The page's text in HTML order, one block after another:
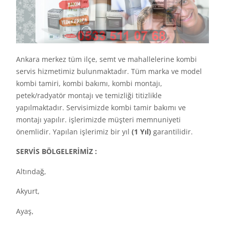
Ankara merkez tüm ilçe, semt ve mahallelerine kombi
servis hizmetimiz bulunmaktadır. Tüm marka ve model
kombi tamiri, kombi bakımı, kombi montajı,
petek/radyatör montajı ve temizliği titizlikle
yapılmaktadır. Servisimizde kombi tamir bakımı ve
montajı yapılır. işlerimizde müşteri memnuniyeti
önemlidir. Yapılan işlerimiz bir yıl (1 Yıl) garantilidir.
SERVİS BÖLGELERİMİZ :
Altındağ,
Akyurt,
Ayaş,